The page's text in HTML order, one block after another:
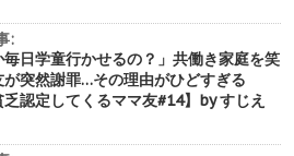
:
毎日学童行かせるの？」共働き家庭を笑
が突然謝罪…その理由がひどすぎる
乏認定してくるママ友#14】by すじえ